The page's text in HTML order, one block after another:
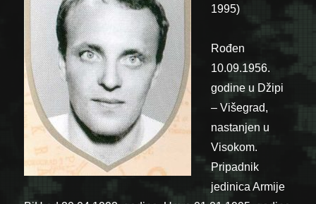
1995)
Rođen
10.09.1956.
godine u Džipi
– Višegrad,
nastanjen u
Visokom.
Pripadnik
jedinica Armije